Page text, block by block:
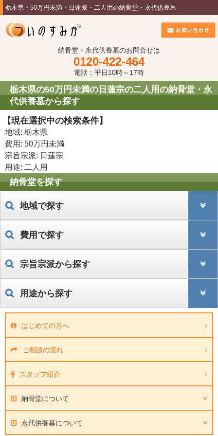
栃木県・50万円未満・日蓮宗・二人用の納骨堂・永代供養墓
納骨堂・永代供養墓のお問合せは
0120-422-464
電話：平日10時～17時
栃木県の50万円未満の日蓮宗の二人用の納骨堂・永
代供養墓から探す
【現在選択中の検索条件】
地域: 栃木県
費用: 50万円未満
宗旨宗派: 日蓮宗
用途: 二人用
納骨堂を探す
地域で探す
費用で探す
宗旨宗派から探す
用途から探す
はじめての方へ
ご相談の流れ
スタッフ紹介
納骨堂について
永代供養墓について